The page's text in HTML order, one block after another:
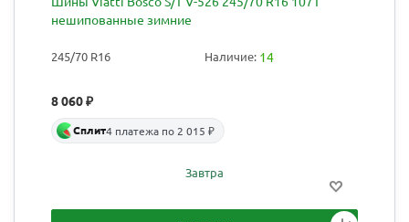
нешипованные зимние
245/70 R16 Наличие: 14
8 060₽
Сплит4 платежа по 2 015 ₽
Завтра